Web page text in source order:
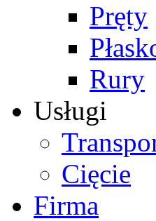
Pręty
Rury
Usługi
Cięcie
Firma